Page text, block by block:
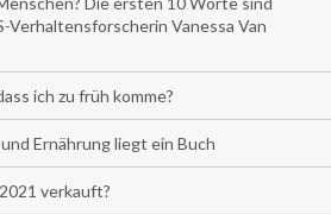
Verhaltensforscherin Vanessa Van
ich zu früh komme?
Ernährung liegt ein Buch
verkauft?